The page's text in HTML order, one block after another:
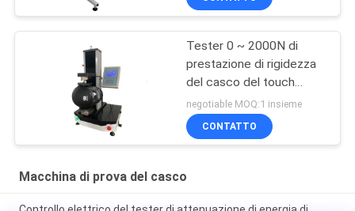
riparazione del casco
Tester 0 ~ 2000N di
prestazione di rigidezza
del casco del touch
screen dello SpA
GB24429
negotiable MOQ:1 insieme
CONTATTO
Macchina di prova del casco